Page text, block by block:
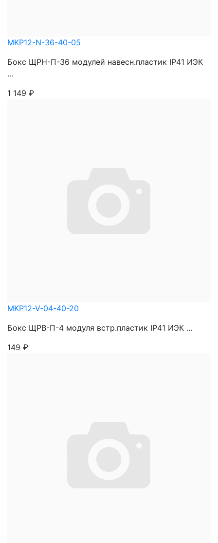
MKP12-N-36-40-05
Бокс ЩРН-П-36 модулей навесн.пластик IP41 ИЭК
...
1 149 ₽
MKP12-V-04-40-20
Бокс ЩРВ-П-4 модуля встр.пластик IP41 ИЭК ...
149 ₽